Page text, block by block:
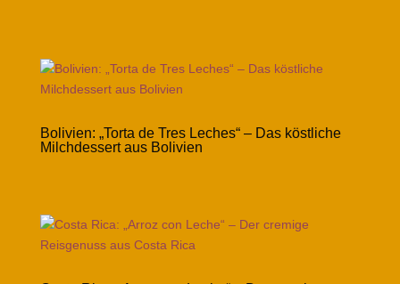
Bolivien: „Torta de Tres Leches“ – Das köstliche
Milchdessert aus Bolivien